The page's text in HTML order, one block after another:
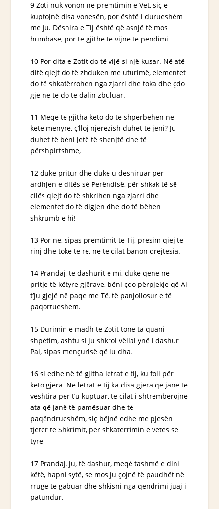
9 Zoti nuk vonon në premtimin e Vet, siç e
kuptojnë disa vonesën, por është i durueshëm
me ju. Dëshira e Tij është që asnjë të mos
humbasë, por të gjithë të vijnë te pendimi.
10 Por dita e Zotit do të vijë si një kusar. Në atë
ditë qiejt do të zhduken me uturimë, elementet
do të shkatërrohen nga zjarri dhe toka dhe çdo
gjë në të do të dalin zbuluar.
11 Meqë të gjitha këto do të shpërbëhen në
këtë mënyrë, ç’lloj njerëzish duhet të jeni? Ju
duhet të bëni jetë të shenjtë dhe të
përshpirtshme,
12 duke pritur dhe duke u dëshiruar për
ardhjen e ditës së Perëndisë, për shkak të së
cilës qiejt do të shkrihen nga zjarri dhe
elementet do të digjen dhe do të bëhen
shkrumb e hi!
13 Por ne, sipas premtimit të Tij, presim qiej të
rinj dhe tokë të re, në të cilat banon drejtësia.
14 Prandaj, të dashurit e mi, duke qenë në
pritje të këtyre gjërave, bëni çdo përpjekje që Ai
t’ju gjejë në paqe me Të, të panjollosur e të
paqortueshëm.
15 Durimin e madh të Zotit tonë ta quani
shpëtim, ashtu si ju shkroi vëllai ynë i dashur
Pal, sipas mençurisë që iu dha,
16 si edhe në të gjitha letrat e tij, ku foli për
këto gjëra. Në letrat e tij ka disa gjëra që janë të
vështira për t’u kuptuar, të cilat i shtrembërojnë
ata që janë të pamësuar dhe të
paqëndrueshëm, siç bëjnë edhe me pjesën
tjetër të Shkrimit, për shkatërrimin e vetes së
tyre.
17 Prandaj, ju, të dashur, meqë tashmë e dini
këtë, hapni sytë, se mos ju çojnë të paudhët në
rrugë të gabuar dhe shkisni nga qëndrimi juaj i
patundur.